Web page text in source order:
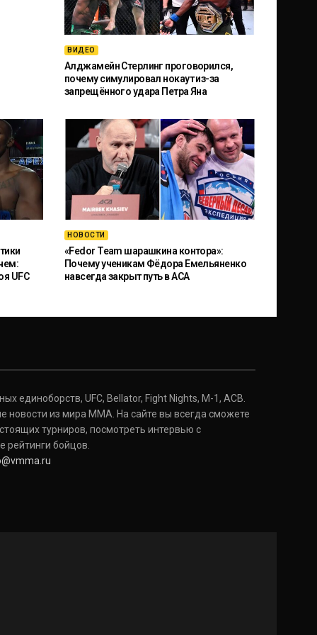
ВИДЕО
Алджамейн Стерлинг проговорился,
почему симулировал нокаут из-за
запрещённого удара Петра Яна
UFC
НОВОСТИ
«Fedor Team шарашкина контора»:
Почему ученикам Фёдора Емельяненко
навсегда закрыт путь в ACA
единоборств, UFC, Bellator, Fight Nights, M-1, ACB.
новости из мира ММА. На сайте вы всегда сможете
турниров, посмотреть интервью с
бойцов.